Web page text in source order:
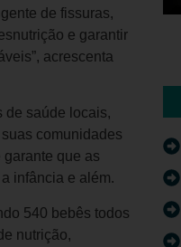
de fissuras,
e garantir
acrescenta
de saúde locais,
comunidades
que as
infância e além.
540 bebês todos
nutrição,